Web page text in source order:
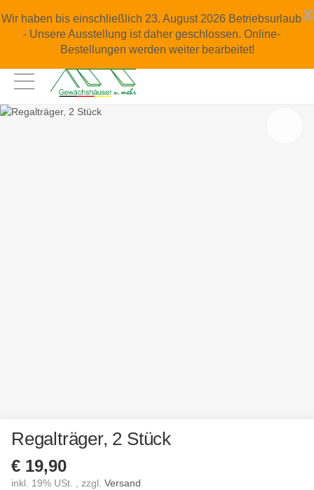
x
Wir haben bis einschließlich 23. August 2026 Betriebsurlaub
- Unsere Ausstellung ist daher geschlossen. Online-
Bestellungen werden weiter bearbeitet!
Regalträger, 2 Stück
€ 19,90
inkl. 19% USt. , zzgl. Versand